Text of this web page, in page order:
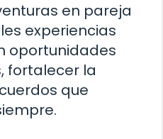
en pareja
experiencias
oportunidades
fortalecer la
que